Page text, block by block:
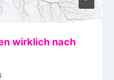
wirklich nach